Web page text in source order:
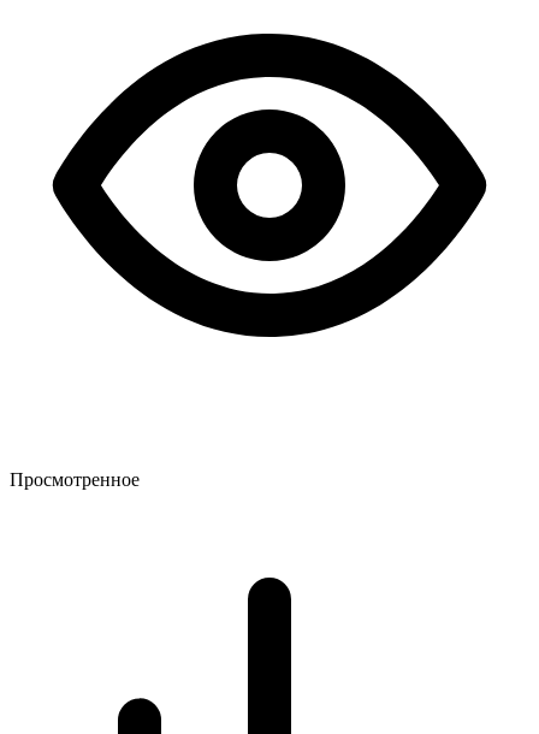
Просмотренное